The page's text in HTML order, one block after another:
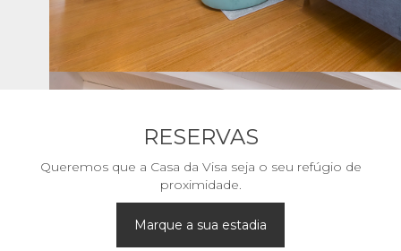
RESERVAS
Queremos que a Casa da Visa seja o seu refúgio de
proximidade.
Marque a sua estadia